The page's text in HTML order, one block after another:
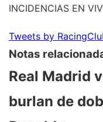
INCIDENCIAS EN
Tweets by
Notas
Real Madrid
burlan de